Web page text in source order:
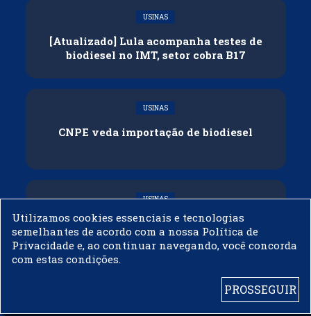
USINAS
[Atualizado] Lula acompanha testes de
biodiesel no IMT, setor cobra B17
USINAS
CNPE veda importação de biodiesel
USINAS
Acelen Renováveis assina acordo com
Bunge para óleo de soja em projeto na
Bahia
Utilizamos cookies essenciais e tecnologias
semelhantes de acordo com a nossa Política de
Privacidade e, ao continuar navegando, você concorda
com estas condições.
PROSSEGUIR